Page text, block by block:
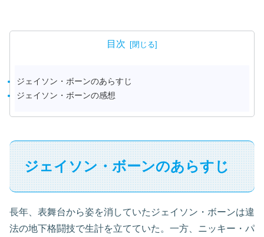
目次
ジェイソン・ボーンのあらすじ
ジェイソン・ボーンの感想
ジェイソン・ボーンのあらすじ
長年、表舞台から姿を消していたジェイソン・ボーンは違
法の地下格闘技で生計を立てていた。一方、ニッキー・パ